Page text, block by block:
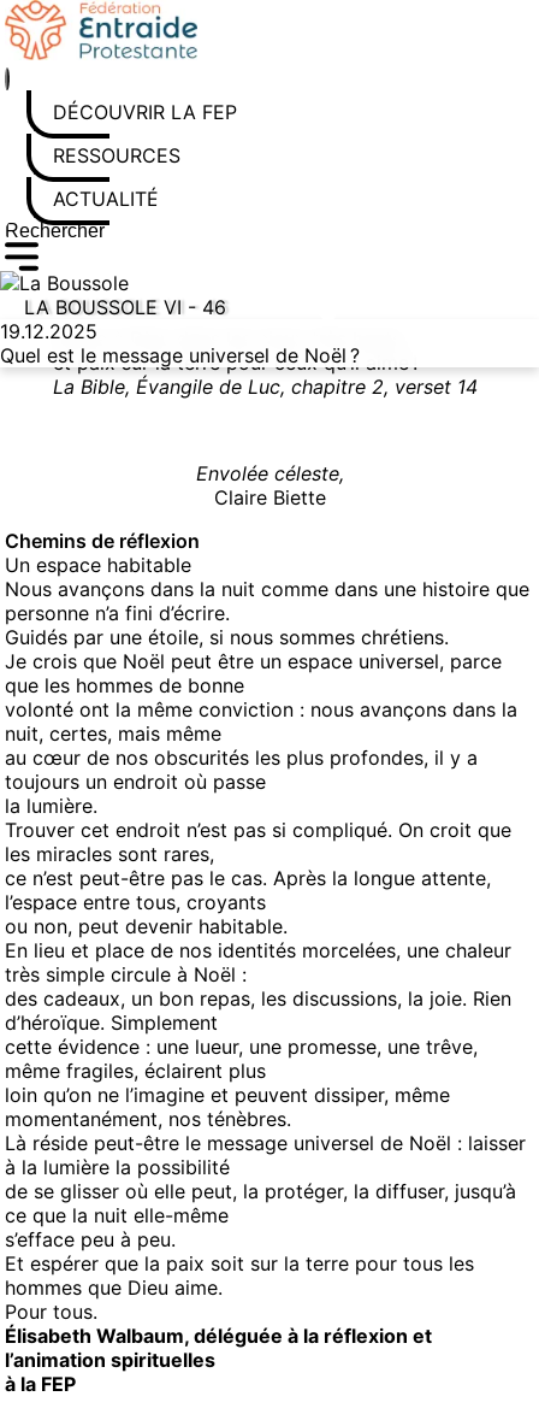
Aller au contenu
DÉCOUVRIR LA FEP
RESSOURCES
ACTUALITÉS
Rechercher sur le site
Saisissez au moins 3 caractères pour lancer la recherche
LA BOUSSOLE VI - 46
19.12.2025
Quel est le message universel de Noël ?
Gloire à Dieu dans les cieux très hauts,
et paix sur la terre pour ceux qu’il aime !
La Bible, Évangile de Luc, chapitre 2, verset 14
Envolée céleste,
Claire Biette
Chemins de réflexion
Un espace habitable
Nous avançons dans la nuit comme dans une histoire que
personne n’a fini d’écrire.
Guidés par une étoile, si nous sommes chrétiens.
Je crois que Noël peut être un espace universel, parce
que les hommes de bonne
volonté ont la même conviction : nous avançons dans la
nuit, certes, mais même
au cœur de nos obscurités les plus profondes, il y a
toujours un endroit où passe
la lumière.
Trouver cet endroit n’est pas si compliqué. On croit que
les miracles sont rares,
ce n’est peut-être pas le cas. Après la longue attente,
l’espace entre tous, croyants
ou non, peut devenir habitable.
En lieu et place de nos identités morcelées, une chaleur
très simple circule à Noël :
des cadeaux, un bon repas, les discussions, la joie. Rien
d’héroïque. Simplement
cette évidence : une lueur, une promesse, une trêve,
même fragiles, éclairent plus
loin qu’on ne l’imagine et peuvent dissiper, même
momentanément, nos ténèbres.
Là réside peut-être le message universel de Noël : laisser
à la lumière la possibilité
de se glisser où elle peut, la protéger, la diffuser, jusqu’à
ce que la nuit elle-même
s’efface peu à peu.
Et espérer que la paix soit sur la terre pour tous les
hommes que Dieu aime.
Pour tous.
Élisabeth Walbaum, déléguée à la réflexion et
l’animation spirituelles
à la FEP